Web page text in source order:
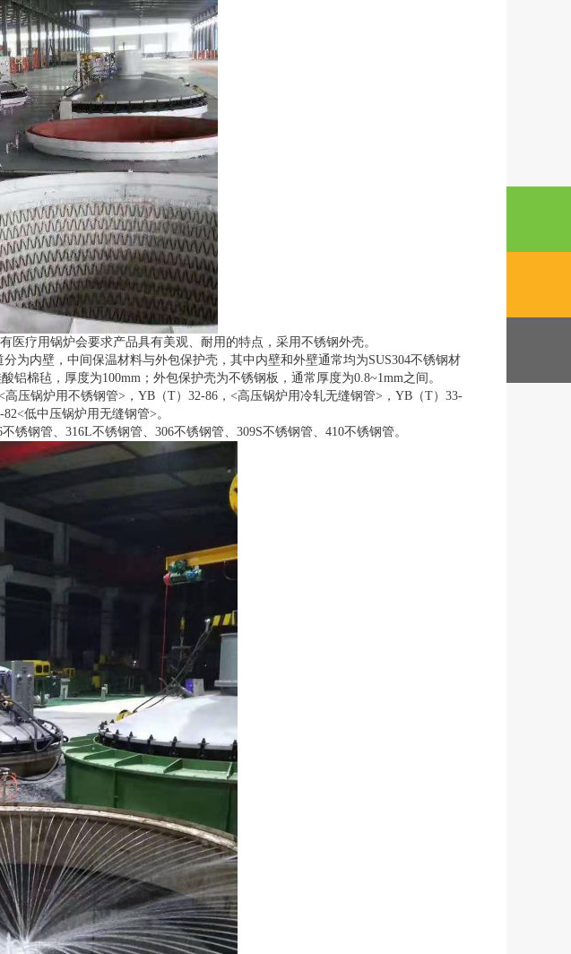
疗用锅炉会要求产品具有美观、耐用的特点，采用不锈钢外壳。
为内壁，中间保温材料与外包保护壳，其中内壁和外壁通常均为SUS304不锈钢材
棉毡，厚度为100mm；外包保护壳为不锈钢板，通常厚度为0.8~1mm之间。
压锅炉用不锈钢管>，YB（T）32-86，<高压锅炉用冷轧无缝钢管>，YB（T）33-
低中压锅炉用无缝钢管>。
钢管、316L不锈钢管、306不锈钢管、309S不锈钢管、410不锈钢管。